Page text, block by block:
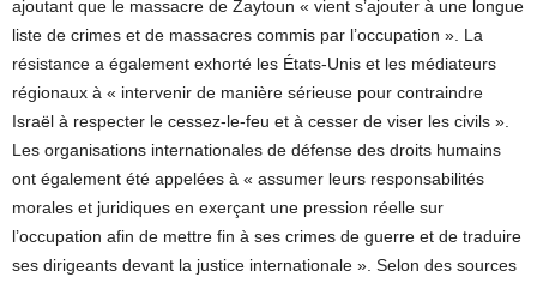
ajoutant que le massacre de Zaytoun « vient s’ajouter à une longue
liste de crimes et de massacres commis par l’occupation ». La
résistance a également exhorté les États-Unis et les médiateurs
régionaux à « intervenir de manière sérieuse pour contraindre
Israël à respecter le cessez-le-feu et à cesser de viser les civils ».
Les organisations internationales de défense des droits humains
ont également été appelées à « assumer leurs responsabilités
morales et juridiques en exerçant une pression réelle sur
l’occupation afin de mettre fin à ses crimes de guerre et de traduire
ses dirigeants devant la justice internationale ». Selon des sources